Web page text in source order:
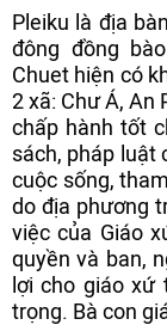
Pleiku là địa
đông đồng
Chuet hiện có
2 xã: Chư Á, An
chấp hành tốt
sách, pháp luật
cuộc sống,
do địa phương
việc của Giáo
quyền và ban,
lợi cho giáo xứ
trọng. Bà con